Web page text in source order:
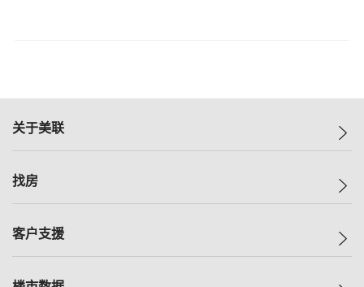
关于美联
美联集团
人才招募
找房
一手新房
客户支援
自助放盘